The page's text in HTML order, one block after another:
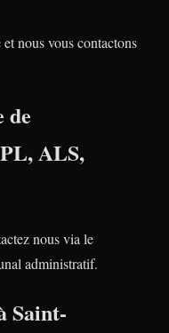
nous vous contactons
de
ALS,
nous via le
administratif.
Saint-